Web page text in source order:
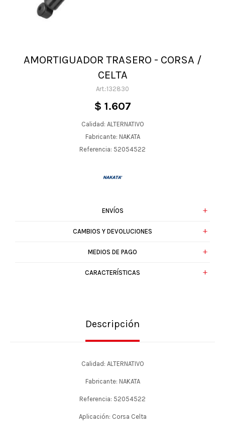
AMORTIGUADOR TRASERO - CORSA /
CELTA
132830
$ 1.607
Calidad: ALTERNATIVO
Fabricante: NAKATA
Referencia: 52054522
ENVÍOS
CAMBIOS Y DEVOLUCIONES
MEDIOS DE PAGO
CARACTERÍSTICAS
Descripción
Calidad: ALTERNATIVO
Fabricante: NAKATA
Referencia: 52054522
Aplicación: Corsa Celta